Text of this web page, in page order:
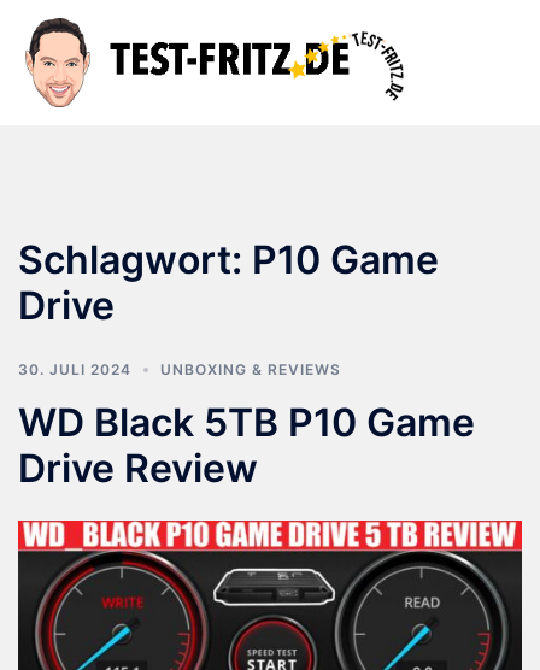
Inhalt
springen
Schlagwort: P10 Game
Drive
30. JULI 2024 UNBOXING & REVIEWS
WD Black 5TB P10 Game
Drive Review